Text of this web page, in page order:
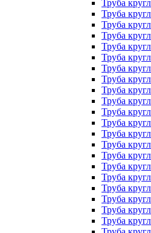
Труба
Труба
Труба
Труба
Труба
Труба
Труба
Труба
Труба
Труба
Труба
Труба
Труба
Труба
Труба
Труба
Труба
Труба
Труба
Труба
Труба